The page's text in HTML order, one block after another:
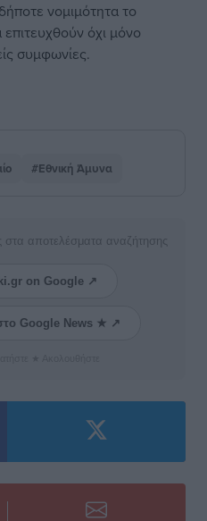
νομιμότητα το
όχι μόνο
συμφωνίες.
#Εθνική Άμυνα
στα αποτελέσματα αναζήτησης
on Google ↗
Google News ★ ↗